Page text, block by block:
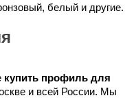
белый и другие.
купить профиль для
и всей России. Мы